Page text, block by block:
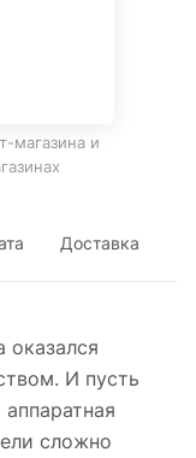
магазина и
Доставка
оказался
И пусть
сложно